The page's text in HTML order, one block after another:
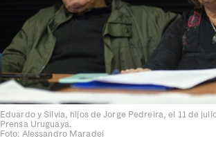
Eduardo y Silvia, hijos de Jorge Pedreira, el 11 de
Prensa Uruguaya.
Foto: Alessandro Maradei